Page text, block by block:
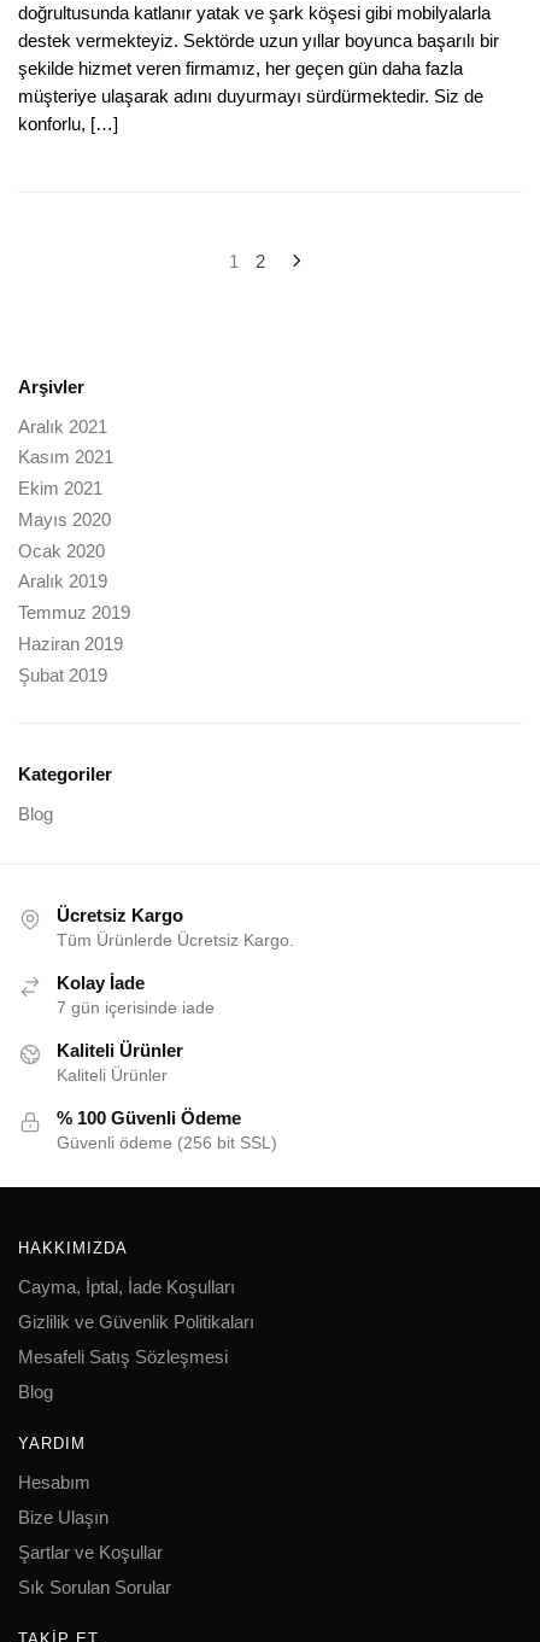
doğrultusunda katlanır yatak ve şark köşesi gibi mobilyalarla
destek vermekteyiz. Sektörde uzun yıllar boyunca başarılı bir
şekilde hizmet veren firmamız, her geçen gün daha fazla
müşteriye ulaşarak adını duyurmayı sürdürmektedir. Siz de
konforlu, […]
1 2
Arşivler
Aralık 2021
Kasım 2021
Ekim 2021
Mayıs 2020
Ocak 2020
Aralık 2019
Temmuz 2019
Haziran 2019
Şubat 2019
Kategoriler
Blog
Ücretsiz Kargo
Tüm Ürünlerde Ücretsiz Kargo.
Kolay İade
7 gün içerisinde iade
Kaliteli Ürünler
Kaliteli Ürünler
% 100 Güvenli Ödeme
Güvenli ödeme (256 bit SSL)
HAKKIMIZDA
Cayma, İptal, İade Koşulları
Gizlilik ve Güvenlik Politikaları
Mesafeli Satış Sözleşmesi
Blog
YARDIM
Hesabım
Bize Ulaşın
Şartlar ve Koşullar
Sık Sorulan Sorular